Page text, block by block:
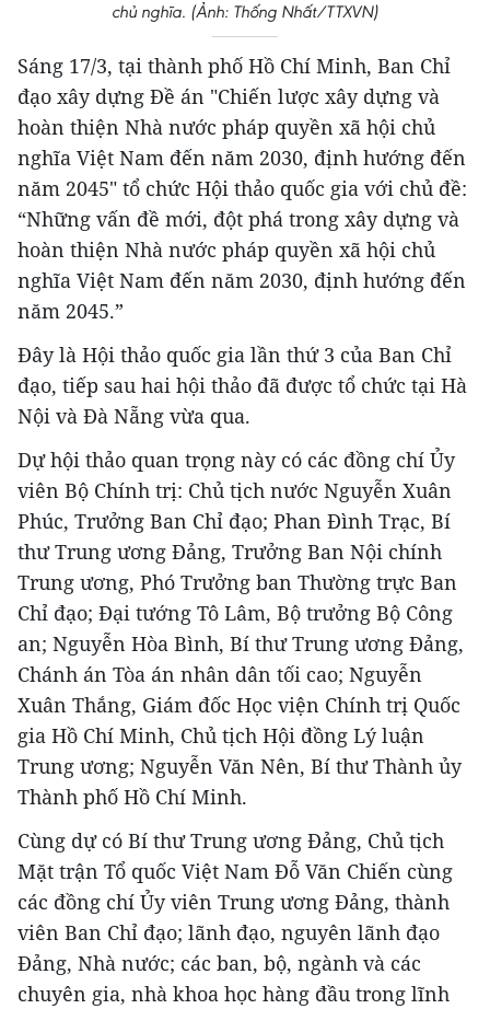
chủ nghĩa. (Ảnh: Thống Nhất/TTXVN)
Sáng 17/3, tại thành phố Hồ Chí Minh, Ban Chỉ
đạo xây dựng Đề án "Chiến lược xây dựng và
hoàn thiện Nhà nước pháp quyền xã hội chủ
nghĩa Việt Nam đến năm 2030, định hướng đến
năm 2045" tổ chức Hội thảo quốc gia với chủ đề:
“Những vấn đề mới, đột phá trong xây dựng và
hoàn thiện Nhà nước pháp quyền xã hội chủ
nghĩa Việt Nam đến năm 2030, định hướng đến
năm 2045.”
Đây là Hội thảo quốc gia lần thứ 3 của Ban Chỉ
đạo, tiếp sau hai hội thảo đã được tổ chức tại Hà
Nội và Đà Nẵng vừa qua.
Dự hội thảo quan trọng này có các đồng chí Ủy
viên Bộ Chính trị: Chủ tịch nước Nguyễn Xuân
Phúc, Trưởng Ban Chỉ đạo; Phan Đình Trạc, Bí
thư Trung ương Đảng, Trưởng Ban Nội chính
Trung ương, Phó Trưởng ban Thường trực Ban
Chỉ đạo; Đại tướng Tô Lâm, Bộ trưởng Bộ Công
an; Nguyễn Hòa Bình, Bí thư Trung ương Đảng,
Chánh án Tòa án nhân dân tối cao; Nguyễn
Xuân Thắng, Giám đốc Học viện Chính trị Quốc
gia Hồ Chí Minh, Chủ tịch Hội đồng Lý luận
Trung ương; Nguyễn Văn Nên, Bí thư Thành ủy
Thành phố Hồ Chí Minh.
Cùng dự có Bí thư Trung ương Đảng, Chủ tịch
Mặt trận Tổ quốc Việt Nam Đỗ Văn Chiến cùng
các đồng chí Ủy viên Trung ương Đảng, thành
viên Ban Chỉ đạo; lãnh đạo, nguyên lãnh đạo
Đảng, Nhà nước; các ban, bộ, ngành và các
chuyên gia, nhà khoa học hàng đầu trong lĩnh